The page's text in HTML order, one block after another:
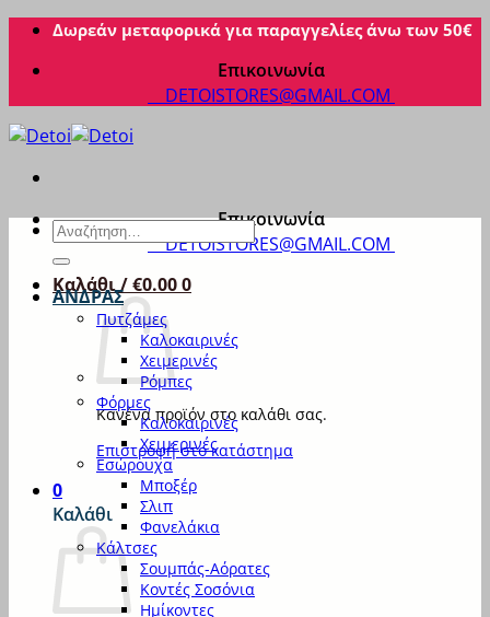
Μετάβαση
περιεχόμενο
Δωρεάν μεταφορικά για παραγγελίες άνω των 50€
Επικοινωνία
DETOISTORES@GMAIL.COM
Επικοινωνία
DETOISTORES@GMAIL.COM
Καλάθι /€0.000
Κανένα προϊόν στο καλάθι σας.
Επιστροφή στο κατάστημα
0
Καλάθι
Αναζήτηση
για:
ΑΝΔΡΑΣ
Πυτζάμες
Καλοκαιρινές
Χειμερινές
Ρόμπες
Φόρμες
Καλοκαιρινές
Χειμερινές
Εσώρουχα
Μποξέρ
Σλιπ
Φανελάκια
Κάλτσες
Σουμπάς-Αόρατες
Κοντές Σοσόνια
Ημίκοντες